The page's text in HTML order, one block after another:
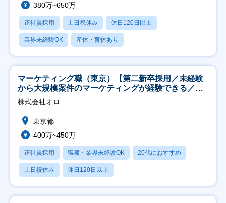
380万~650万
正社員採用 土日祝休み 休日120日以上
業界未経験OK 産休・育休あり
マーケティング職（東京）【第二新卒採用／未経験
から大規模案件のマーケティングが経験できる／研
修充実】
株式会社オロ
東京都
400万~450万
正社員採用 職種・業界未経験OK 20代におすすめ
土日祝休み 休日120日以上